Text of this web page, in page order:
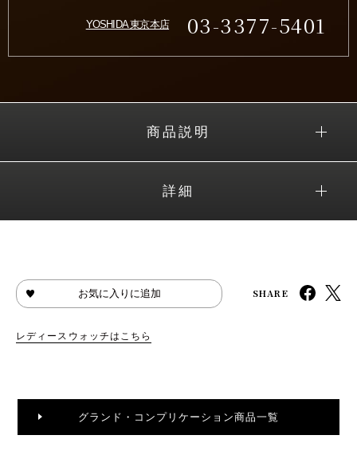
YOSHIDA 東京本店 03-3377-5401
商品説明
詳細
お気に入りに追加 SHARE
レディースウォッチはこちら
グランド・コンプリケーション商品一覧